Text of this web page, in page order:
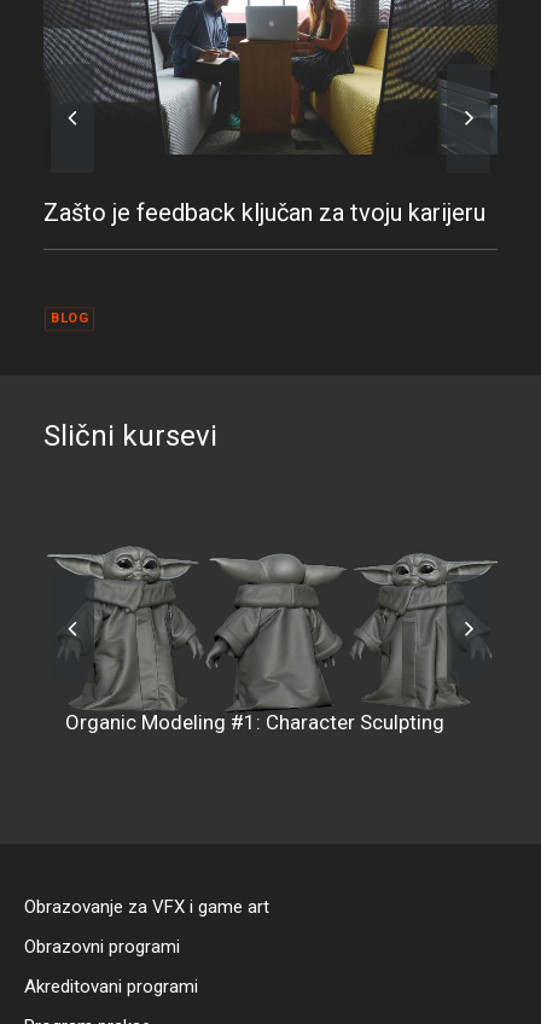
Zašto je feedback ključan za tvoju karijeru
BLOG
Slični kursevi
Organic Modeling #2: Character Modeling
Texturing
Obrazovanje za VFX i game art
Obrazovni programi
Akreditovani programi